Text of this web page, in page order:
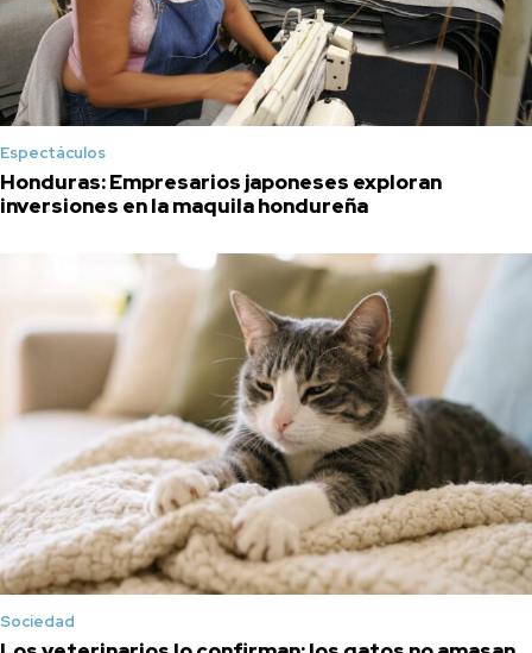
Espectáculos
Honduras: Empresarios japoneses exploran
inversiones en la maquila hondureña
Sociedad